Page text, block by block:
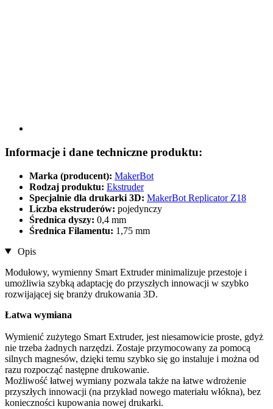
Informacje i dane techniczne produktu:
Marka (producent): MakerBot
Rodzaj produktu: Ekstruder
Specjalnie dla drukarki 3D: MakerBot Replicator Z18
Liczba ekstruderów: pojedynczy
Średnica dyszy: 0,4 mm
Średnica Filamentu: 1,75 mm
Opis
Modułowy, wymienny Smart Extruder minimalizuje przestoje i
umożliwia szybką adaptację do przyszłych innowacji w szybko
rozwijającej się branży drukowania 3D.
Łatwa wymiana
Wymienić zużytego Smart Extruder, jest niesamowicie proste, gdyż
nie trzeba żadnych narzędzi. Zostaje przymocowany za pomocą
silnych magnesów, dzięki temu szybko się go instaluje i można od
razu rozpocząć następne drukowanie.
Możliwość łatwej wymiany pozwala także na łatwe wdrożenie
przyszłych innowacji (na przykład nowego materiału włókna), bez
konieczności kupowania nowej drukarki.